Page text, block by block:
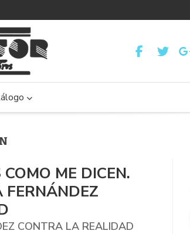
ME DICEN.
FERNÁNDEZ
CONTRA LA REALIDAD